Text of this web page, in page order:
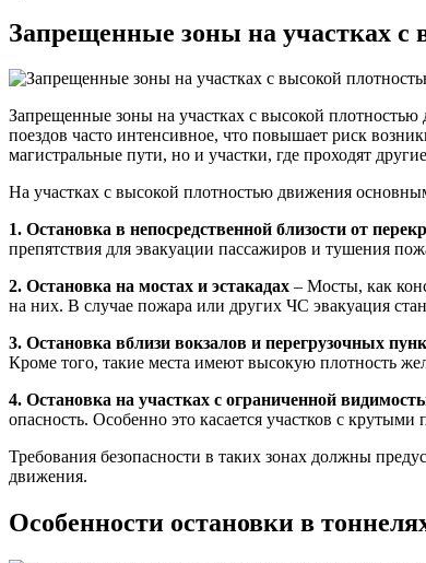
Запрещенные зоны на участках
Запрещенные зоны на участках с высокой
поездов часто интенсивное, что повышает риск
магистральные пути, но и участки, где проходят
На участках с высокой плотностью движения
1. Остановка в непосредственной близости от
препятствия для эвакуации пассажиров и тушения
2. Остановка на мостах и эстакадах – Мосты, как
на них. В случае пожара или других ЧС эвакуация
3. Остановка вблизи вокзалов и перегрузочных
Кроме того, такие места имеют высокую плотность
4. Остановка на участках с ограниченной
опасность. Особенно это касается участков с
Требования безопасности в таких зонах должны
движения.
Особенности остановки в